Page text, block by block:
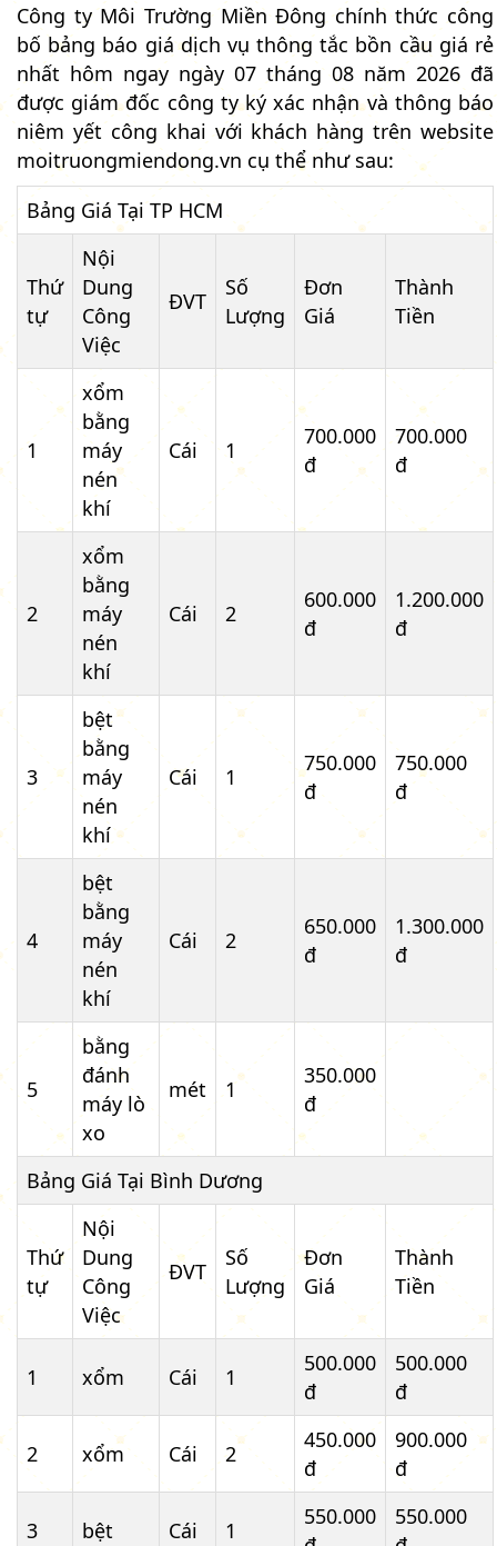
Công ty Môi Trường Miền Đông chính thức công
bố bảng báo giá dịch vụ thông tắc bồn cầu giá rẻ
nhất hôm ngay ngày 07 tháng 08 năm 2026 đã
được giám đốc công ty ký xác nhận và thông báo
niêm yết công khai với khách hàng trên website
moitruongmiendong.vn cụ thể như sau:
Bảng Giá Tại TP HCM
Thứ
tự
Nội
Dung
Công
Việc
ĐVT
Số
Lượng
Đơn
Giá
Thành
Tiền
1
xổm
bằng
máy
nén
khí
Cái 1
700.000
đ
700.000
đ
2
xổm
bằng
máy
nén
khí
Cái 2
600.000
đ
1.200.000
đ
3
bệt
bằng
máy
nén
khí
Cái 1
750.000
đ
750.000
đ
4
bệt
bằng
máy
nén
khí
Cái 2
650.000
đ
1.300.000
đ
5
bằng
đánh
máy lò
xo
mét 1
350.000
đ
Bảng Giá Tại Bình Dương
Thứ
tự
Nội
Dung
Công
Việc
ĐVT
Số
Lượng
Đơn
Giá
Thành
Tiền
1 xổm Cái 1
500.000
đ
500.000
đ
2 xổm Cái 2
450.000
đ
900.000
đ
3 bệt Cái 1
550.000
550.000